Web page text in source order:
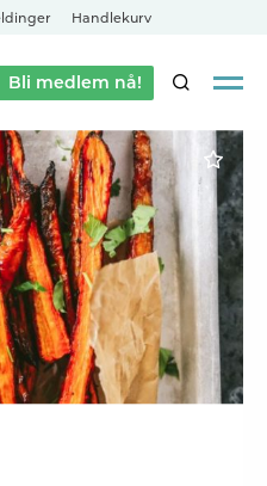
Handlekurv
Bli medlem nå!SØK